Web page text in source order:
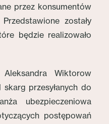
przez konsumentów
zostały
będzie realizowało
Wiktorow
przesyłanych do
ubezpieczeniowa
postępowań